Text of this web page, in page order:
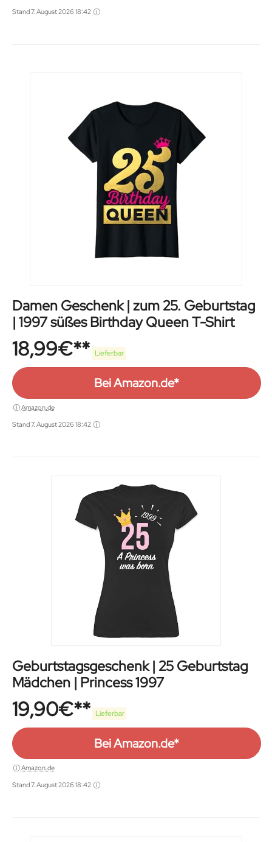
Stand 7. August 2026 18:42
Damen Geschenk | zum 25. Geburtstag
| 1997 süßes Birthday Queen T-Shirt
18,99€ Lieferbar
Bei Amazon.de*
Amazon.de
Stand 7. August 2026 18:42
Geburtstagsgeschenk | 25 Geburtstag
Mädchen | Princess 1997
19,90€ Lieferbar
Bei Amazon.de*
Amazon.de
Stand 7. August 2026 18:42